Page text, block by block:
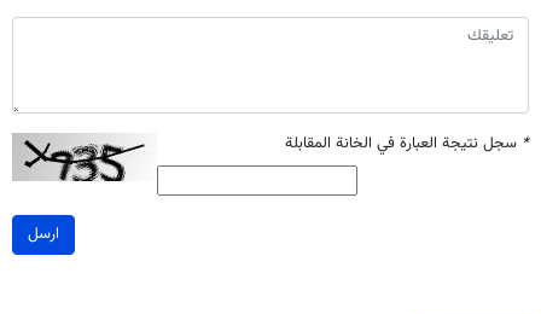
* سجل نتيجة العبارة في الخانة المقابلة
ارسل